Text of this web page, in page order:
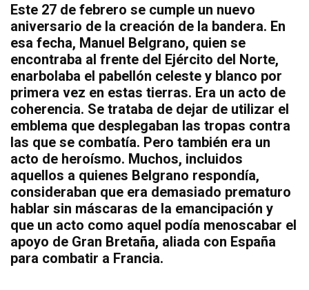
Este 27 de febrero se cumple un nuevo
aniversario de la creación de la bandera. En
esa fecha, Manuel Belgrano, quien se
encontraba al frente del Ejército del Norte,
enarbolaba el pabellón celeste y blanco por
primera vez en estas tierras. Era un acto de
coherencia. Se trataba de dejar de utilizar el
emblema que desplegaban las tropas contra
las que se combatía. Pero también era un
acto de heroísmo. Muchos, incluidos
aquellos a quienes Belgrano respondía,
consideraban que era demasiado prematuro
hablar sin máscaras de la emancipación y
que un acto como aquel podía menoscabar el
apoyo de Gran Bretaña, aliada con España
para combatir a Francia.